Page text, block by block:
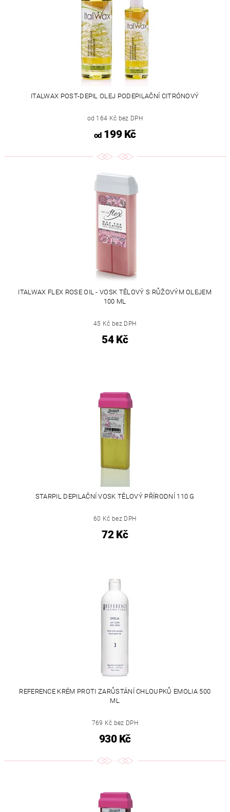
ITALWAX POST-DEPIL OLEJ PODEPILAČNÍ CITRÓNOVÝ
od 164 Kč bez DPH
od199 Kč
ITALWAX FLEX ROSE OIL - VOSK TĚLOVÝ S RŮŽOVÝM OLEJEM
100 ML
45 Kč bez DPH
54 Kč
STARPIL DEPILAČNÍ VOSK TĚLOVÝ PŘÍRODNÍ 110 G
60 Kč bez DPH
72 Kč
REFERENCE KRÉM PROTI ZARŮSTÁNÍ CHLOUPKŮ EMOLIA 500
ML
769 Kč bez DPH
930 Kč